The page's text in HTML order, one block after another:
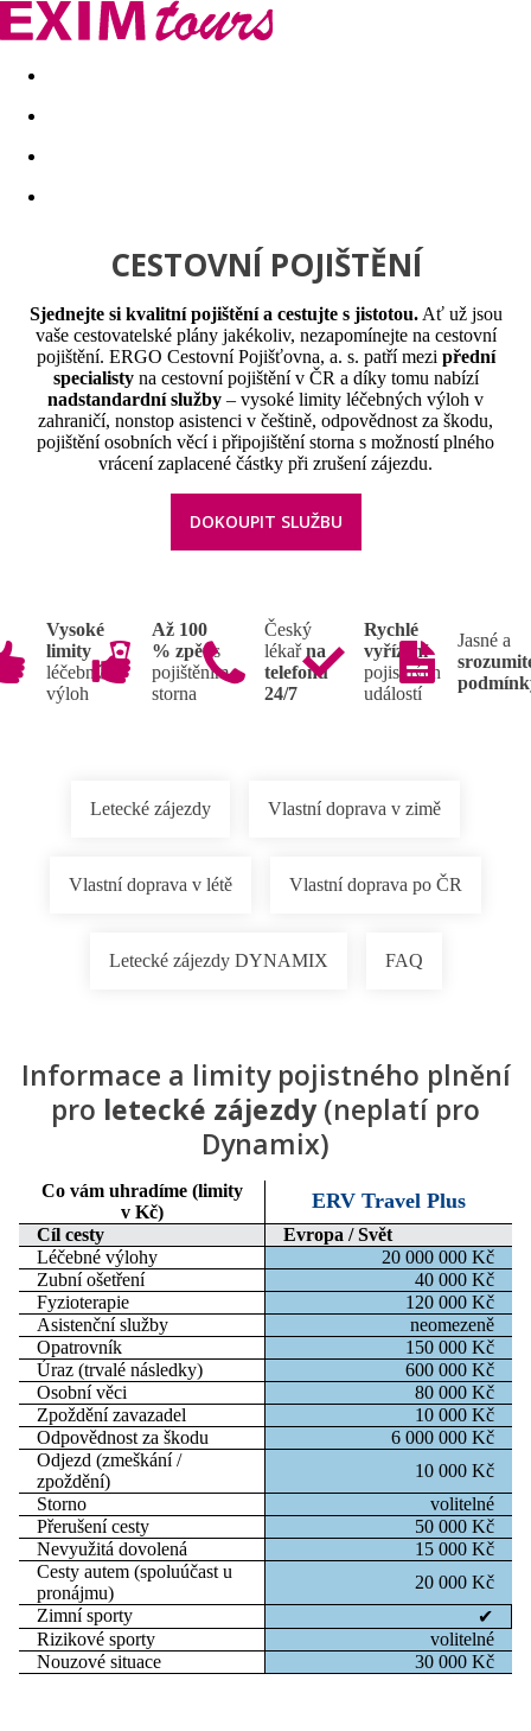
Akční nabídky Last minute
CESTOVNÍ POJIŠTĚNÍ
Sjednejte si kvalitní pojištění a cestujte s jistotou.Ať už jsou
vaše cestovatelské plány jakékoliv, nezapomínejte na cestovní
pojištění. ERGO Cestovní Pojišťovna, a. s. patří mezi přední
specialistyna cestovní pojištění v ČR a díky tomu nabízí
nadstandardní služby – vysoké limity léčebných výloh v
zahraničí, nonstop asistenci v češtině, odpovědnost za škodu,
pojištění osobních věcí i připojištění storna s možností plného
vrácení zaplacené částky při zrušení zájezdu.
DOKOUPIT SLUŽBU
Vysoké
limity
léčebných
výloh
Až 100
% zpět s
pojištěním
storna
Český
lékařna
telefonu
24/7
Rychlé
vyřízení
pojistných
událostí
Jasné a
Letecké zájezdy Vlastní doprava v zimě
Vlastní doprava v létě Vlastní doprava po ČR
Letecké zájezdy DYNAMIX FAQ
Informace a limity pojistného plnění
pro letecké zájezdy (neplatí pro
Dynamix)
Co vám uhradíme(limity
v Kč)
ERV Travel Plus
Cíl cesty
Evropa / Svět
Léčebné výlohy
20 000 000 Kč
Zubní ošetření
40 000 Kč
Fyzioterapie
120 000 Kč
Asistenční služby
neomezeně
Opatrovník
150 000 Kč
Úraz (trvalé následky)
600 000 Kč
Osobní věci
80 000 Kč
Zpoždění zavazadel
10 000 Kč
Odpovědnost za škodu
6 000 000 Kč
Odjezd (zmeškání /
zpoždění)
10 000 Kč
Storno
volitelné
Přerušení cesty
50 000 Kč
Nevyužitá dovolená
15 000 Kč
Cesty autem (spoluúčast u
pronájmu)
20 000 Kč
Zimní sporty
✔
Rizikové sporty
volitelné
Nouzové situace
30 000 Kč